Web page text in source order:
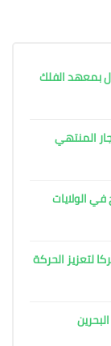
بمعهد الفلك
الإيجار المنتهي
الولايات
لتعزيز الحركة